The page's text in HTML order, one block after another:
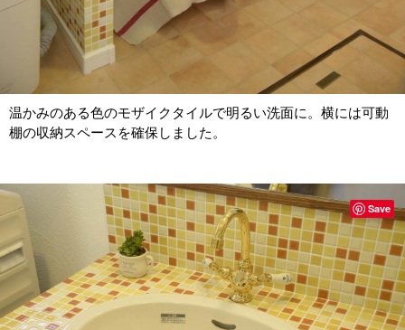
温かみのある色のモザイクタイルで明るい洗面に。横には可動
棚の収納スペースを確保しました。
Save